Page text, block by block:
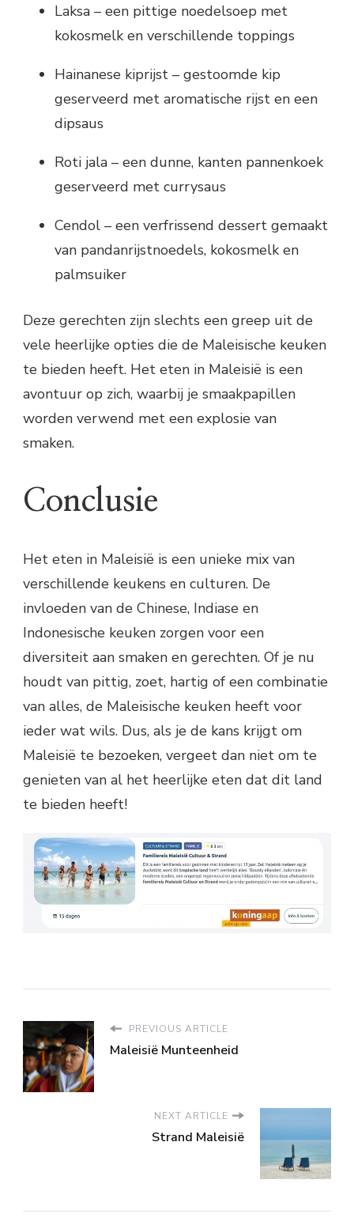
Laksa – een pittige noedelsoep met
kokosmelk en verschillende toppings
Hainanese kiprijst – gestoomde kip
geserveerd met aromatische rijst en een
dipsaus
Roti jala – een dunne, kanten pannenkoek
geserveerd met currysaus
Cendol – een verfrissend dessert gemaakt
van pandanrijstnoedels, kokosmelk en
palmsuiker
Deze gerechten zijn slechts een greep uit de
vele heerlijke opties die de Maleisische keuken
te bieden heeft. Het eten in Maleisië is een
avontuur op zich, waarbij je smaakpapillen
worden verwend met een explosie van
smaken.
Conclusie
Het eten in Maleisië is een unieke mix van
verschillende keukens en culturen. De
invloeden van de Chinese, Indiase en
Indonesische keuken zorgen voor een
diversiteit aan smaken en gerechten. Of je nu
houdt van pittig, zoet, hartig of een combinatie
van alles, de Maleisische keuken heeft voor
ieder wat wils. Dus, als je de kans krijgt om
Maleisië te bezoeken, vergeet dan niet om te
genieten van al het heerlijke eten dat dit land
te bieden heeft!
PREVIOUS ARTICLE
Maleisië Munteenheid
NEXT ARTICLE
Strand Maleisië